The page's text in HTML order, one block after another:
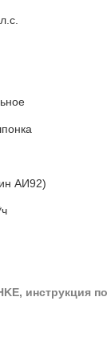
АИ92)
инструкция